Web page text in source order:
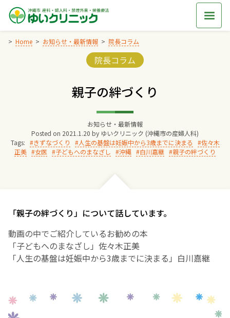
Skip
content
Home お知らせ・最新情報 院長コラム
Categories:
院長コラム
親子の絆づくり
お知らせ・最新情報
Posted on 2021.1.20 by ゆいクリニック (沖縄市の産婦人科)
Tags:
きずなづくり 人生の基盤は妊娠中から3歳までに決まる
佐々木
正美
女医 子どもへのまなざし 沖縄 白川嘉継 親子の絆づくり
「親子の絆づくり」について話しています。
動画の中でご紹介しているお勧めの本
「子どもへのまなざし」佐々木正美
「人生の基盤は妊娠中から3歳までに決まる」白川嘉継
院長からのごあいさつ
妊婦健診
お産について